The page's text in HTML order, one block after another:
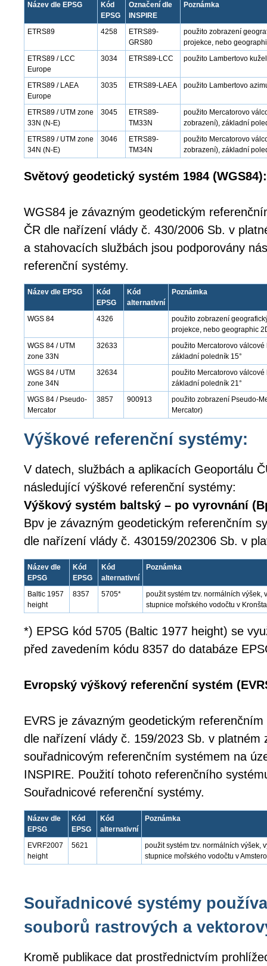
Název dle EPSG
Kód
EPSG
Označení dle
INSPIRE
Poznámka
ETRS89 4258
ETRS89-
GRS80
použito zobrazení
projekce, nebo
ETRS89 / LCC
Europe
3034 ETRS89-LCC použito Lambertovo
ETRS89 / LAEA
Europe
3035 ETRS89-LAEA použito Lambertovo
ETRS89 / UTM zone
33N (N-E)
3045
ETRS89-
TM33N
použito Mercatorovo
zobrazení), základní
ETRS89 / UTM zone
34N (N-E)
3046
ETRS89-
TM34N
použito Mercatorovo
zobrazení), základní
Světový geodetický systém 1984 (WGS84):
WGS84 je závazným geodetickým
ČR dle nařízení vlády č. 430/2006 Sb. v
a stahovacích službách jsou podporovány
referenční systémy.
Název dle EPSG
Kód
EPSG
Kód
alternativní
Poznámka
WGS 84 4326
použito zobrazení
projekce, nebo geographic
WGS 84 / UTM
zone 33N
32633
použito Mercatorovo
základní poledník 15°
WGS 84 / UTM
zone 34N
32634
použito Mercatorovo
základní poledník 21°
WGS 84 / Pseudo-
Mercator
3857 900913
použito zobrazení Pseudo-
Mercator)
Výškové referenční systémy:
V datech, službách a aplikacích Geoportálu
následující výškové referenční systémy:
Výškový systém baltský – po vyrovnání
Bpv je závazným geodetickým referenčním
dle nařízení vlády č. 430159/202306 Sb. v
Název dle
EPSG
Kód
EPSG
Kód
alternativní
Poznámka
Baltic 1957
height
8357 5705*
použit systém tzv. normálních výšek,
stupnice mořského vodočtu v
*) EPSG kód 5705 (Baltic 1977 height) se
před zavedením kódu 8357 do databáze
Evropský výškový referenční systém
EVRS je závazným geodetickým
dle nařízení vlády č. 159/2023 Sb. v platném
souřadnicovým referenčním systémem na
INSPIRE. Použití tohoto referenčního
Souřadnicové referenční systémy.
Název dle
EPSG
Kód
EPSG
Kód
alternativní
Poznámka
EVRF2007
height
5621
použit systém tzv. normálních výšek,
stupnice mořského vodočtu v
Souřadnicové systémy
souborů rastrových a
Kromě publikace dat prostřednictvím